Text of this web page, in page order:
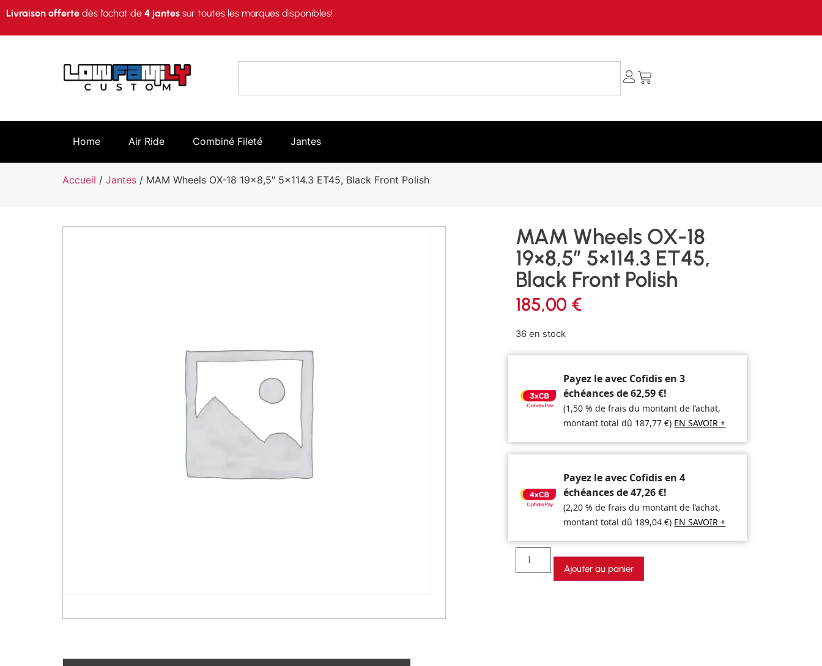
Livraison offerte dès l’achat de 4 jantes sur toutes les marques disponibles!
Home Air Ride Combiné Fileté Jantes
Accueil / Jantes / MAM Wheels OX-18 19×8,5″ 5×114.3 ET45, Black Front Polish
MAM Wheels OX-18
19×8,5″ 5×114.3 ET45,
Black Front Polish
185,00 €
36 en stock
Payez le avec Cofidis en 3
échéances de62,59€!
(1,50 % de frais du montant de l’achat,
montant total dû 187,77€) EN SAVOIR +
Payez le avec Cofidis en 4
échéances de47,26€!
(2,20 % de frais du montant de l’achat,
montant total dû 189,04€) EN SAVOIR +
Ajouter au panier